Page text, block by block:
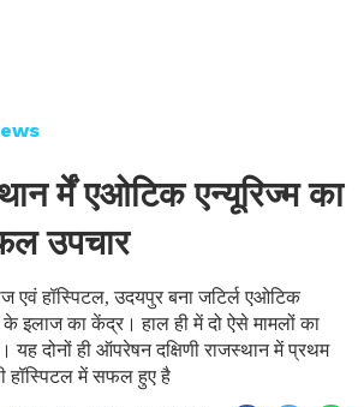
र्में एओटिक एन्यूरिज्म का
उपचार
एवं हॉस्पिटल, उदयपुर बना जटिर्ल एओटिक
के इलाज का केंद्र। हाल ही में दो ऐसे मामलों का
दोनों ही ऑपरेषन दक्षिणी राजस्थान में प्रथम
हॉस्पिटल में सफल हुए है